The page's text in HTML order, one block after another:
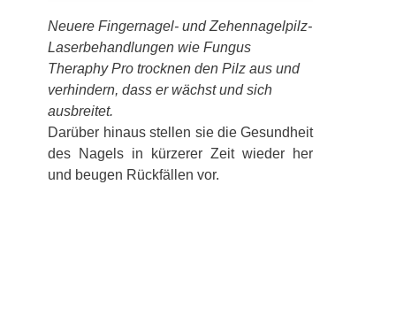
Neuere Fingernagel- und Zehennagelpilz-
Laserbehandlungen wie Fungus
Theraphy Pro trocknen den Pilz aus und
verhindern, dass er wächst und sich
ausbreitet.
Darüber hinaus stellen sie die Gesundheit
des Nagels in kürzerer Zeit wieder her
und beugen Rückfällen vor.